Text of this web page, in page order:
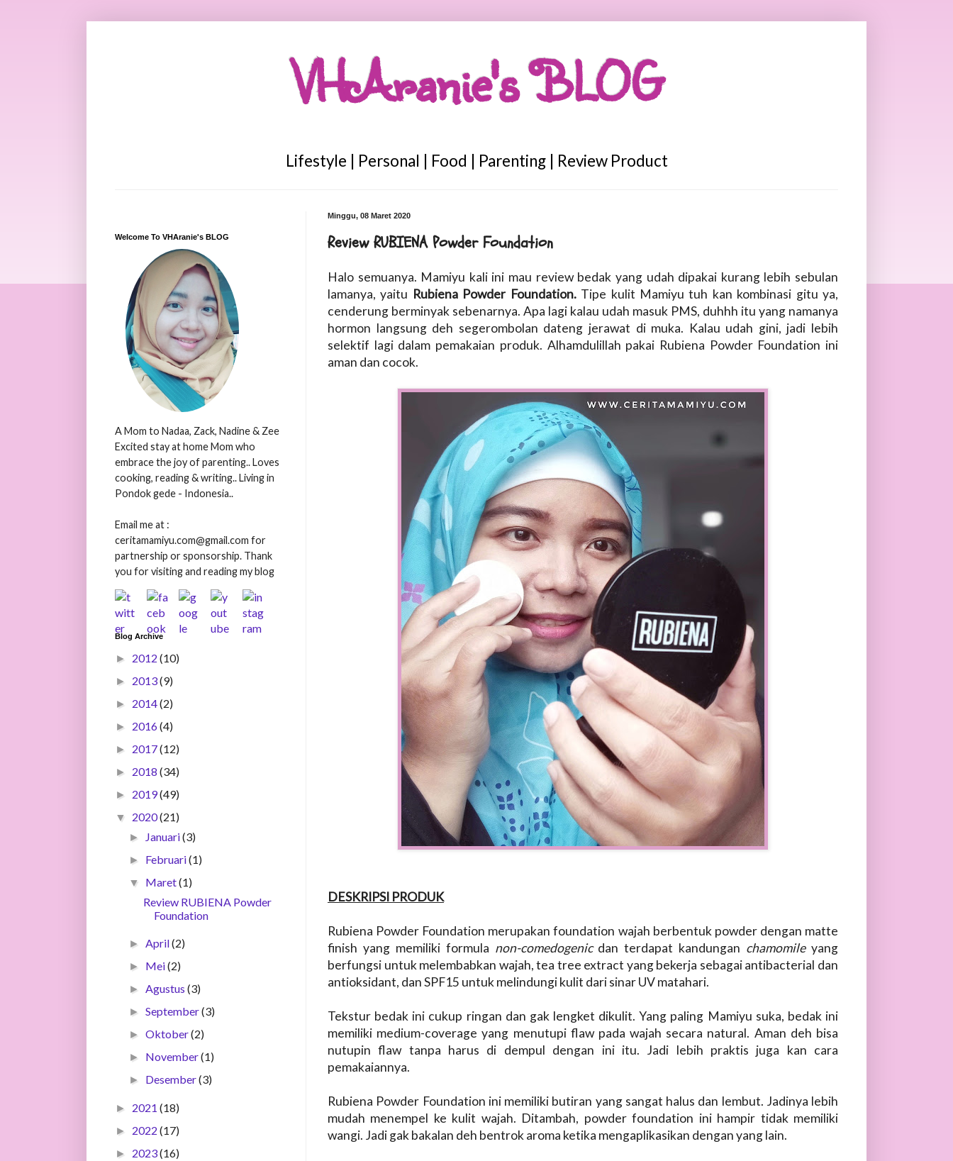
VHAranie's BLOG
Lifestyle | Personal | Food | Parenting | Review Product
Minggu, 08 Maret 2020
Review RUBIENA Powder Foundation
Halo semuanya. Mamiyu kali ini mau review bedak yang udah dipakai kurang lebih sebulan
lamanya, yaitu Rubiena Powder Foundation.Tipe kulit Mamiyu tuh kan kombinasi gitu ya,
cenderung berminyak sebenarnya. Apa lagi kalau udah masuk PMS, duhhh itu yang namanya
hormon langsung deh segerombolan dateng jerawat di muka. Kalau udah gini, jadi lebih
selektif lagi dalam pemakaian produk. Alhamdulillah pakai Rubiena Powder Foundation ini
aman dan cocok.
DESKRIPSI PRODUK
Rubiena Powder Foundation merupakan foundation wajah berbentuk powder dengan matte
finish yang memiliki formula non-comedogenic dan terdapat kandungan chamomileyang
berfungsi untuk melembabkan wajah, tea tree extract yang bekerja sebagai antibacterial dan
antioksidant, dan SPF15 untuk melindungi kulit dari sinar UV matahari.
Tekstur bedak ini cukup ringan dan gak lengket dikulit. Yang paling Mamiyu suka, bedak ini
memiliki medium-coverage yang menutupi flaw pada wajah secara natural. Aman deh bisa
nutupin flaw tanpa harus di dempul dengan ini itu. Jadi lebih praktis juga kan cara
pemakaiannya.
Rubiena Powder Foundation ini memiliki butiran yang sangat halus dan lembut. Jadinya lebih
mudah menempel ke kulit wajah. Ditambah, powder foundation ini hampir tidak memiliki
wangi. Jadi gak bakalan deh bentrok aroma ketika mengaplikasikan dengan yang lain.
Welcome To VHAranie's BLOG
A Mom to Nadaa, Zack, Nadine & Zee
Excited stay at home Mom who
embrace the joy of parenting.. Loves
cooking, reading & writing.. Living in
Pondok gede - Indonesia..
Email me at :
ceritamamiyu.com@gmail.com for
partnership or sponsorship. Thank
you for visiting and reading my blog
Blog Archive
► 2012 (10)
► 2013(9)
► 2014(2)
► 2016(4)
► 2017(12)
► 2018 (34)
► 2019(49)
▼ 2020(21)
► Januari(3)
► Februari(1)
▼ Maret(1)
Review RUBIENA Powder
Foundation
►April(2)
► Mei(2)
►Agustus(3)
►September(3)
►Oktober(2)
► November(1)
► Desember(3)
► 2021 (18)
► 2022 (17)
► 2023(16)